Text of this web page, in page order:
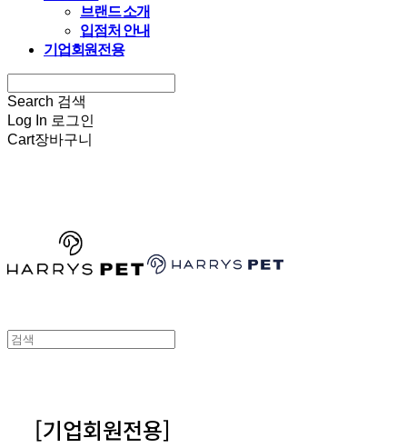
브랜드 소개
입점처 안내
기업회원전용
Search 검색
Log In 로그인
Cart장바구니
[기업회원전용]